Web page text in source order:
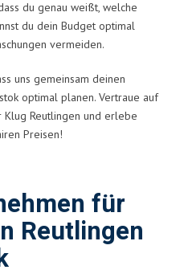
du genau weißt, welche
du dein Budget optimal
vermeiden.
uns gemeinsam deinen
optimal planen. Vertraue auf
Reutlingen und erlebe
Preisen!
für
Reutlingen